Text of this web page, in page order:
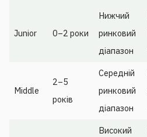
Junior 0–2 роки
Нижчий
ринковий
діапазон
Middle
2–5
років
Середній
ринковий
діапазон
Високий